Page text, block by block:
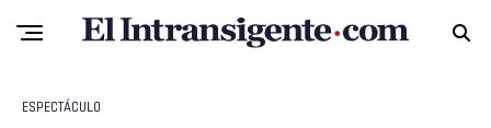
ESPECTÁCULO
Pinterest